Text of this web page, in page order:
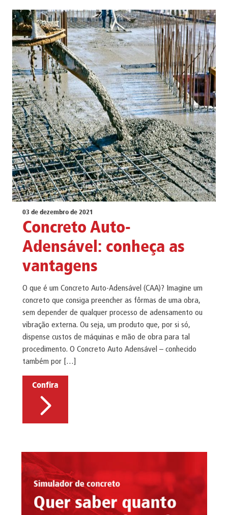
03 de dezembro de 2021
Concreto Auto-
Adensável: conheça as
vantagens
O que é um Concreto Auto-Adensável (CAA)? Imagine um
concreto que consiga preencher as fôrmas de uma obra,
sem depender de qualquer processo de adensamento ou
vibração externa. Ou seja, um produto que, por si só,
dispense custos de máquinas e mão de obra para tal
procedimento. O Concreto Auto Adensável – conhecido
também por […]
Confira